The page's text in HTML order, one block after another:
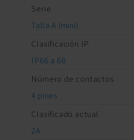
Serie
Talla A (mini)
Clasificación IP
IP66 a 68
Número de contactos
4 pines
Clasificado actual
2A